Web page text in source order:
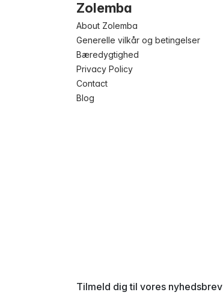
Zolemba
About Zolemba
Generelle vilkår og betingelser
Bæredygtighed
Privacy Policy
Contact
Blog
Tilmeld dig til vores nyhedsbrev